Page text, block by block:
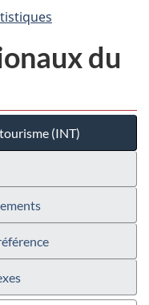
du
(INT)